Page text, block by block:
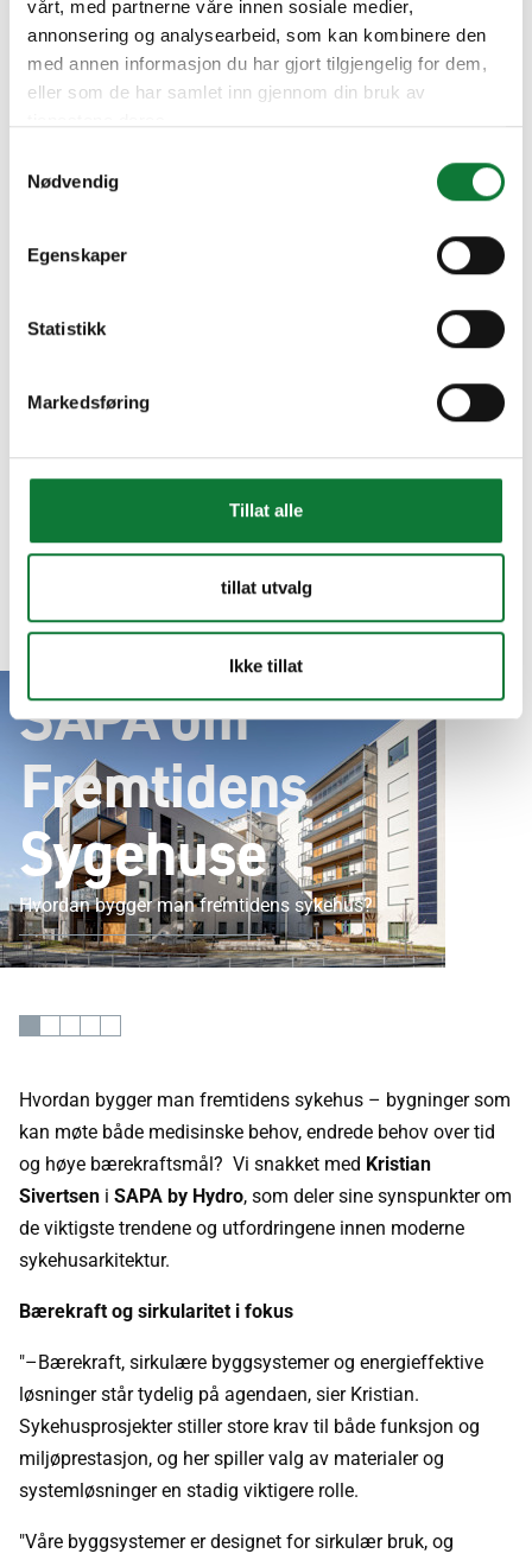
vårt, med partnerne våre innen sosiale medier,
annonsering og analysearbeid, som kan kombinere den
med annen informasjon du har gjort tilgjengelig for dem,
eller som de har samlet inn gjennom din bruk av
Nødvendig
Egenskaper
Statistikk
Markedsføring
Tillat alle
tillat utvalg
Ikke tillat
Bæredygtige, Fleksible Bygninger med Mennesket i
SAPA om
Fremtidens
Sygehuse
Hvordan bygger man fremtidens sykehus?
Hvordan bygger man fremtidens sykehus – bygninger som
kan møte både medisinske behov, endrede behov over tid
og høye bærekraftsmål? Vi snakket med Kristian
Sivertsen i SAPA by Hydro, som deler sine synspunkter om
de viktigste trendene og utfordringene innen moderne
sykehusarkitektur.
Bærekraft og sirkularitet i fokus
"–Bærekraft, sirkulære byggsystemer og energieffektive
løsninger står tydelig på agendaen, sier Kristian.
Sykehusprosjekter stiller store krav til både funksjon og
miljøprestasjon, og her spiller valg av materialer og
systemløsninger en stadig viktigere rolle.
"Våre byggsystemer er designet for sirkulær bruk, og